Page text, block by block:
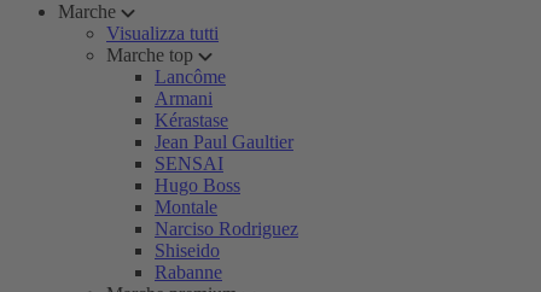
Marche
Visualizza tutti
Marche top
Lancôme
Armani
Kérastase
Jean Paul Gaultier
SENSAI
Hugo Boss
Montale
Narciso Rodriguez
Shiseido
Rabanne